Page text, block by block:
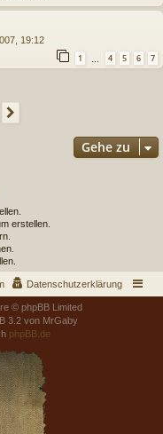
19:12
1 4 5 6 7
Gehe zu
erstellen.
Datenschutzerklärung
© phpBB Limited
3.2 von MrGaby
phpBB.de